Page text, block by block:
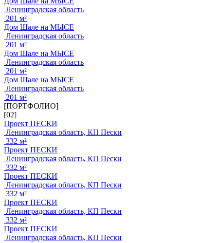
Ленинградская область
201 м²
Дом Шале на МЫСЕ
Ленинградская область
201 м²
Дом Шале на МЫСЕ
Ленинградская область
201 м²
Дом Шале на МЫСЕ
Ленинградская область
201 м²
[ПОРТФОЛИО]
[02]
Проект ПЕСКИ
Ленинградская область, КП Пески
332 м²
Проект ПЕСКИ
Ленинградская область, КП Пески
332 м²
Проект ПЕСКИ
Ленинградская область, КП Пески
332 м²
Проект ПЕСКИ
Ленинградская область, КП Пески
332 м²
Проект ПЕСКИ
Ленинградская область, КП Пески